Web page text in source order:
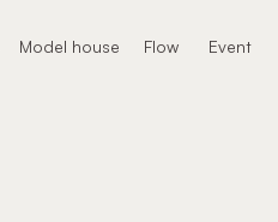
本文までスキップする
Model house Flow Event